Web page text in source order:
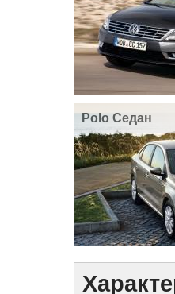
Polo Седан